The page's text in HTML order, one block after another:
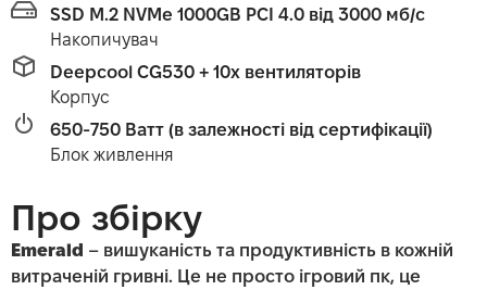
SSD M.2 NVMe 1000GB PCI 4.0 від 3000 мб/с
Накопичувач
Deepcool CG530 + 10x вентиляторів
Корпус
650-750 Ватт (в залежності від сертифікації)
Блок живлення
Про збірку
Emerald – вишуканість та продуктивність в кожній
витраченій гривні. Це не просто ігровий пк, це